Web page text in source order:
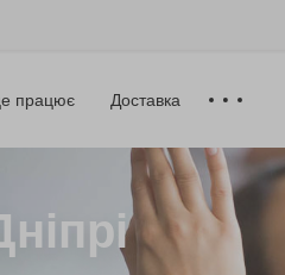
працює Доставка